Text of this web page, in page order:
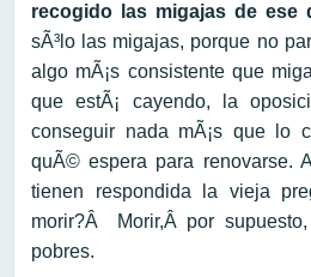
recogido las migajas de ese
sÃ³lo las migajas, porque no
algo mÃ¡s consistente que
que estÃ¡ cayendo, la
conseguir nada mÃ¡s que lo
quÃ© espera para renovarse.
tienen respondida la vieja
morir?Â Morir,Â por
pobres.